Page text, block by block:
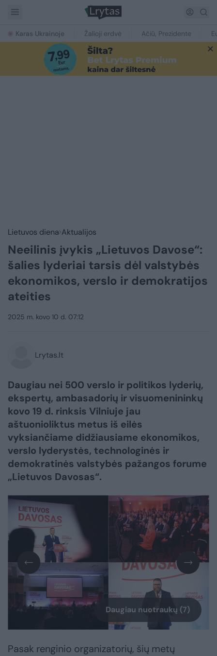
Karas Ukrainoje Žalioji erdvė Ačiū, Prezidente
Lietuvos diena Aktualijos
Neeilinis įvykis „Lietuvos Davose“:
šalies lyderiai tarsis dėl valstybės
ekonomikos, verslo ir demokratijos
ateities
2025 m. kovo 10 d. 07:12
Lrytas.lt
Daugiau nei 500 verslo ir politikos lyderių,
ekspertų, ambasadorių ir visuomenininkų
kovo 19 d. rinksis Vilniuje jau
aštuonioliktus metus iš eilės
vyksiančiame didžiausiame ekonomikos,
verslo lyderystės, technologinės ir
demokratinės valstybės pažangos forume
„Lietuvos Davosas“.
Daugiau nuotraukų (7)
Pasak renginio organizatorių, šių metų